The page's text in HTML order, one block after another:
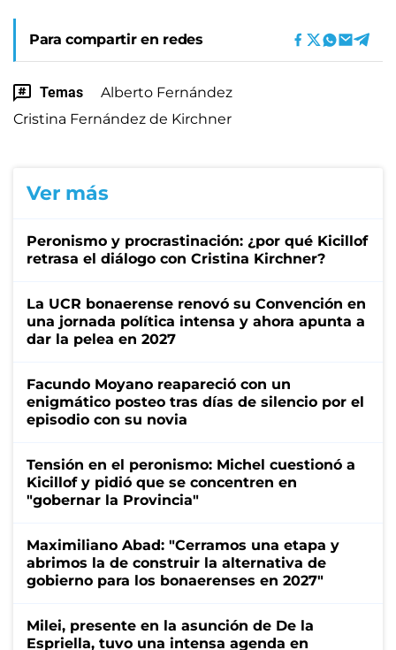
Para compartir en redes
Temas
Alberto Fernández
Cristina Fernández de Kirchner
Ver más
Peronismo y procrastinación: ¿por qué Kicillof
retrasa el diálogo con Cristina Kirchner?
La UCR bonaerense renovó su Convención en
una jornada política intensa y ahora apunta a
dar la pelea en 2027
Facundo Moyano reapareció con un
enigmático posteo tras días de silencio por el
episodio con su novia
Tensión en el peronismo: Michel cuestionó a
Kicillof y pidió que se concentren en
"gobernar la Provincia"
Maximiliano Abad: "Cerramos una etapa y
abrimos la de construir la alternativa de
gobierno para los bonaerenses en 2027"
Milei, presente en la asunción de De la
Espriella, tuvo una intensa agenda en